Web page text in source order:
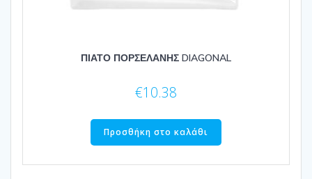
ΠΙΑΤΟ ΠΟΡΣΕΛΑΝΗΣ DIAGONAL
€10.38
Προσθήκη στο καλάθι